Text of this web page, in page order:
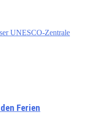
UNESCO-Zentrale
Ferien